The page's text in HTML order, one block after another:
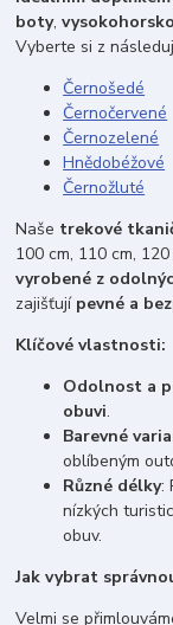
boty,
Vyberte si z
Černošedé
Černočervené
Černozelené
Hnědobéžové
Černožluté
Naše trekové
100 cm, 110 cm,
vyrobené z
zajišťují pevné a
Klíčové vlastnosti:
Odolnost a
obuvi.
Barevné
oblíbeným
Různé délky:
nízkých
obuv.
Jak vybrat
Velmi se